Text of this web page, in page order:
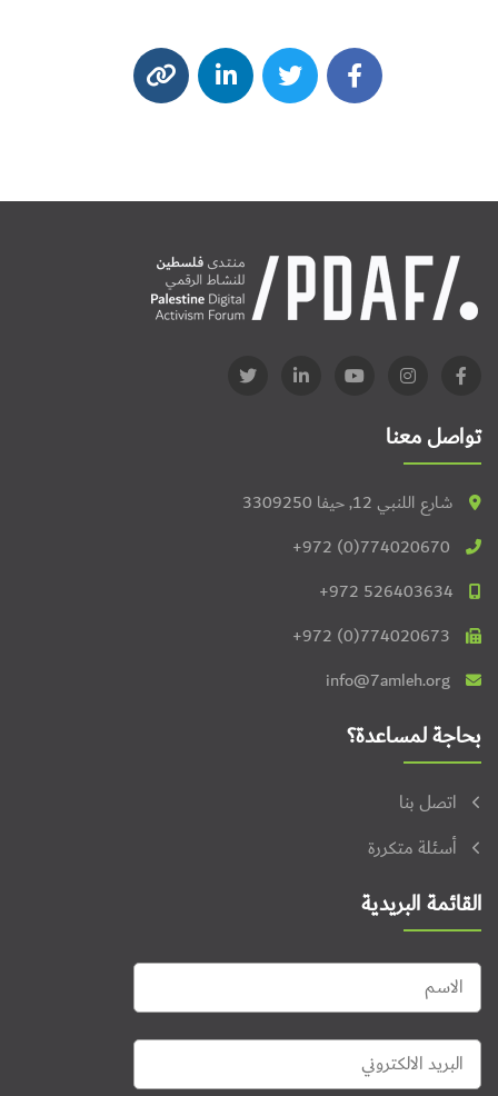
تواصل معنا
شارع اللنبي 12, حيفا 3309250
+972 (0)774020670
+972 526403634
+972 (0)774020673
info@7amleh.org
بحاجة لمساعدة؟
اتصل بنا
أسئلة متكررة
القائمة البريدية